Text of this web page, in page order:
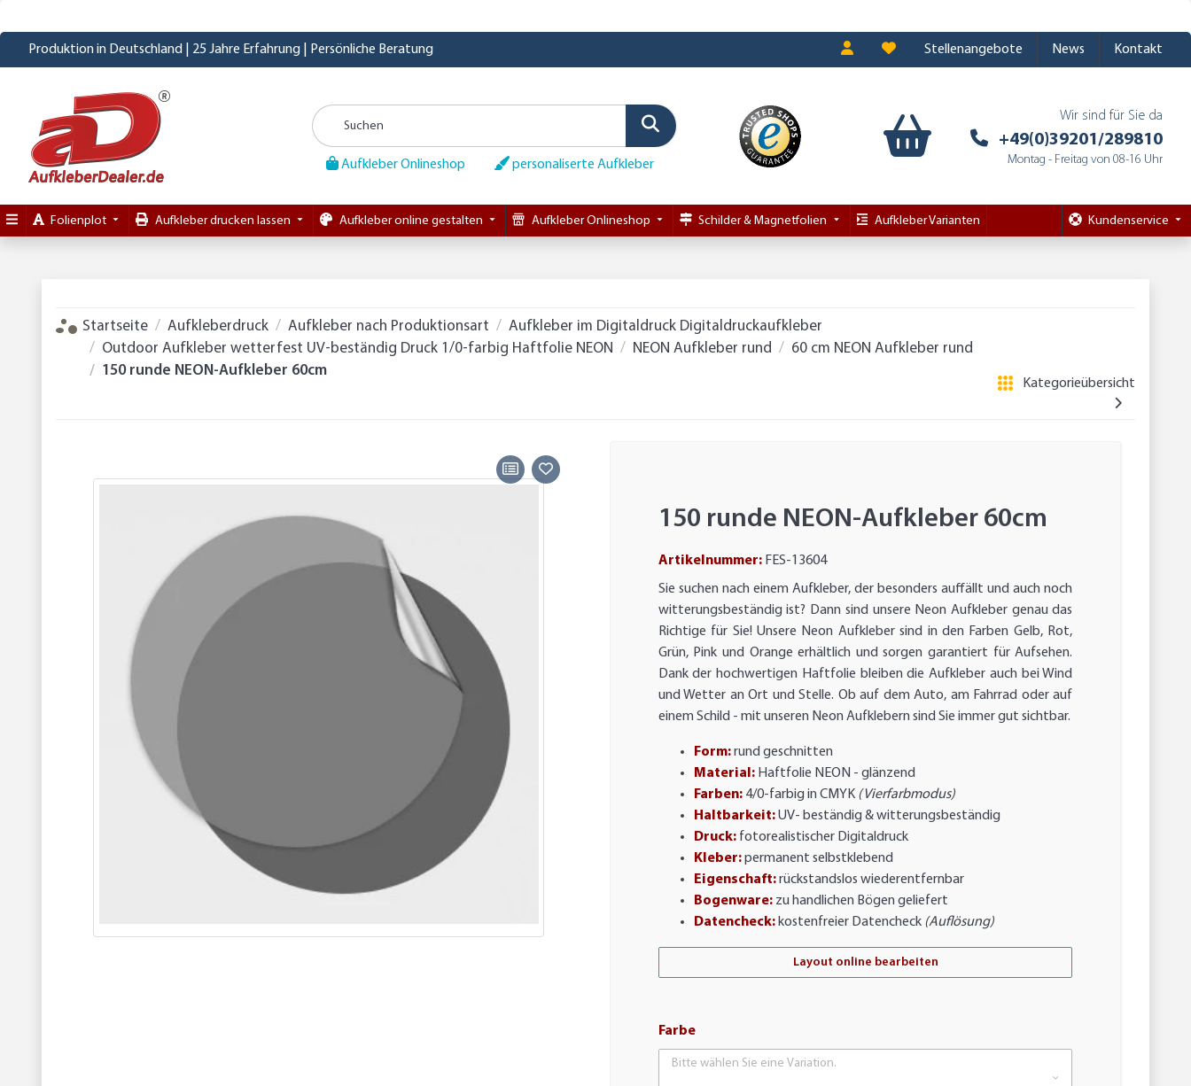
Produktion in Deutschland | 25 Jahre Erfahrung | Persönliche Beratung Stellenangebote News Kontakt
Aufkleber Onlineshop personaliserte Aufkleber
Wir sind für Sie da
+49(0)39201/289810
Montag - Freitag von 08-16 Uhr
Folienplot Aufkleber drucken lassen Aufkleber online gestalten Aufkleber Onlineshop Schilder & Magnetfolien Aufkleber Varianten Kundenservice
Startseite Aufkleberdruck Aufkleber nach Produktionsart
Aufkleber im Digitaldruck Digitaldruckaufkleber
Outdoor Aufkleber wetterfest UV-beständig Druck 1/0-farbig Haftfolie NEON
NEON Aufkleber rund
60 cm NEON Aufkleber rund
150 runde NEON-Aufkleber 60cm
Kategorieübersicht
150 runde NEON-Aufkleber 60cm
Artikelnummer: FES-13604
Sie suchen nach einem Aufkleber, der besonders auffällt und auch noch
witterungsbeständig ist? Dann sind unsere Neon Aufkleber genau das
Richtige für Sie! Unsere Neon Aufkleber sind in den Farben Gelb, Rot,
Grün, Pink und Orange erhältlich und sorgen garantiert für Aufsehen.
Dank der hochwertigen Haftfolie bleiben die Aufkleber auch bei Wind
und Wetter an Ort und Stelle. Ob auf dem Auto, am Fahrrad oder auf
einem Schild - mit unseren Neon Aufklebern sind Sie immer gut sichtbar.
Form:rund geschnitten
Material:Haftfolie NEON - glänzend
Farben:4/0-farbig in CMYK (Vierfarbmodus)
Haltbarkeit:UV- beständig & witterungsbeständig
Druck:fotorealistischer Digitaldruck
Kleber:permanent selbstklebend
Eigenschaft:rückstandslos wiederentfernbar
Bogenware:zu handlichen Bögen geliefert
Datencheck:kostenfreier Datencheck (Auflösung)
Layout online bearbeiten
Farbe
Bitte wählen Sie eine Variation.